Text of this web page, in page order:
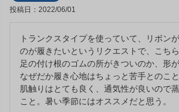
投稿日 2022/06/01
トランクスタイプを使っていて、リボン
のが履きたいというリクエストで、こちら
足の付け根のゴムの所がきついのか、形
なぜだか履き心地はちょっと苦手とのこと
肌触りはとても良く、通気性が良いので
こと。暑い季節にはオススメだと思う。